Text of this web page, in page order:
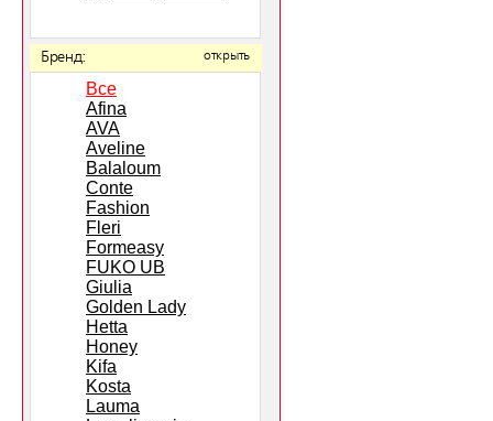
Бренд: открыть
Все
Afina
AVA
Aveline
Balaloum
Conte
Fashion
Fleri
Formeasy
FUKO UB
Giulia
Golden Lady
Hetta
Honey
Kifa
Kosta
Lauma